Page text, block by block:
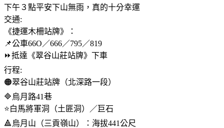
下午３點平安下山無雨，真的十分幸運
交通:
《捷運木柵站牌》：
📌公車66O／666／795／819
⏩️抵達《翠谷山莊站牌》下車
行程:
🟠翠谷山莊站牌（北深路一段）
🔷️烏月路41巷
⭐️白馬將軍洞（土匪洞）／巨石
🔺️烏月山（三貢嶺山）：海拔441公尺